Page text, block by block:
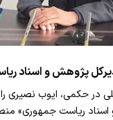
پژوهش و اسناد
در حکمی، ایوب نصیری
ریاست جمهوری»